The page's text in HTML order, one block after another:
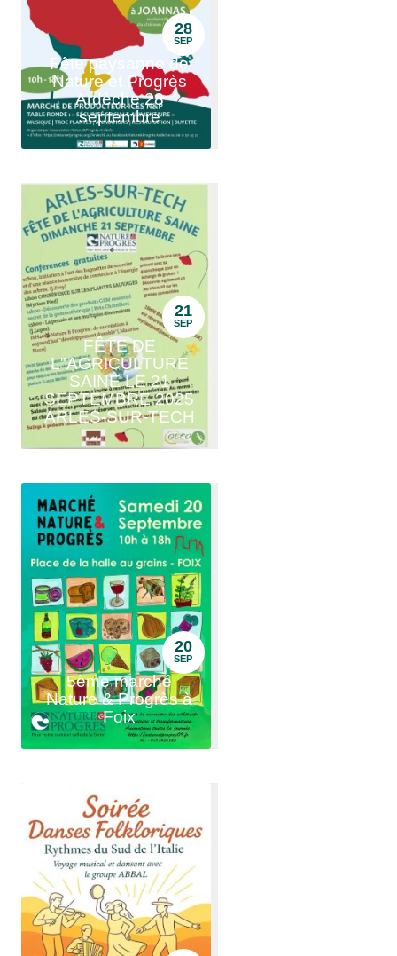
28
SEP
Fête paysanne de
Nature et Progrès
Ardèche 28
septembre
21
SEP
FÊTE DE
L"AGRICULTURE
SAINE LE 21
SEPTEMBRE 2025
ARLES-SUR-TECH
20
SEP
5ème marché
Nature & Progrès à
Foix